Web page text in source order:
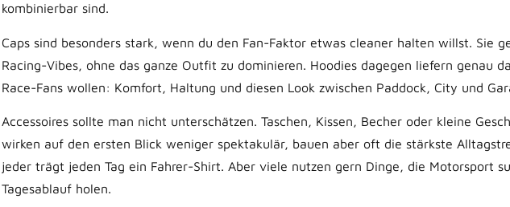
kombinierbar sind.
Caps sind besonders stark, wenn du den Fan-Faktor etwas cleaner halten willst. Sie
Racing-Vibes, ohne das ganze Outfit zu dominieren. Hoodies dagegen liefern genau
Race-Fans wollen: Komfort, Haltung und diesen Look zwischen Paddock, City und
Accessoires sollte man nicht unterschätzen. Taschen, Kissen, Becher oder kleine
wirken auf den ersten Blick weniger spektakulär, bauen aber oft die stärkste
jeder trägt jeden Tag ein Fahrer-Shirt. Aber viele nutzen gern Dinge, die Motorsport
Tagesablauf holen.